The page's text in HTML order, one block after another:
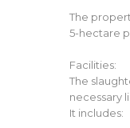
The
5-hectare
Facilities:
The
necessary
It includes: